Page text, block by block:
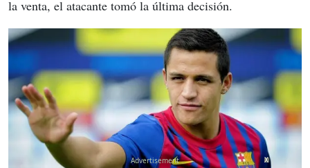
la venta, el atacante tomó la última decisión.
X